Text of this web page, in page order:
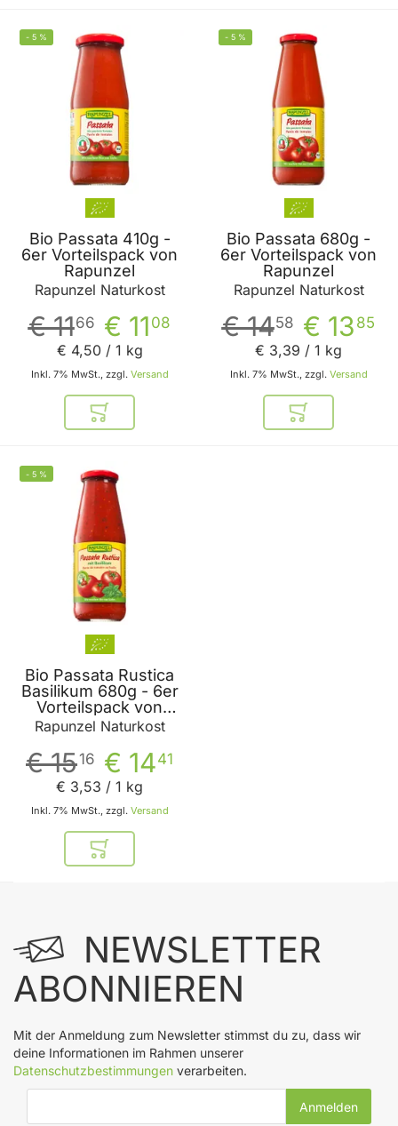
- 5 %
Bio Passata 410g -
6er Vorteilspack von
Rapunzel
Rapunzel Naturkost
€ 11 08
€ 1166
Inkl. 7% MwSt., zzgl. Versand
€ 4,50/ 1 kg
In den Warenkorb
- 5 %
Bio Passata 680g -
6er Vorteilspack von
Rapunzel
Rapunzel Naturkost
€ 13 85
€ 1458
Inkl. 7% MwSt., zzgl. Versand
€ 3,39 / 1 kg
In den
- 5 %
Bio Passata Rustica
Basilikum 680g - 6er
Vorteilspack von
Rapunzel
Rapunzel Naturkost
€ 1441
€ 1516
Inkl. 7% MwSt., zzgl. Versand
€ 3,53 / 1 kg
In den Warenkorb
NEWSLETTER
ABONNIEREN
Mit der Anmeldung zum Newsletter stimmst du zu, dass wir
deine Informationen im Rahmen unserer
Datenschutzbestimmungen verarbeiten.